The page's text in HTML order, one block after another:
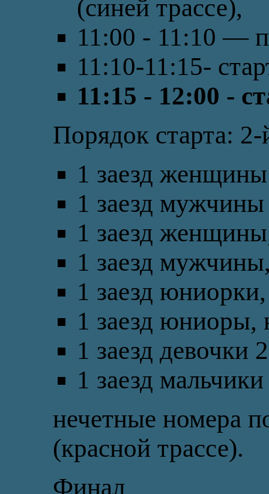
(синей трассе),
11:00 - 11:10 —
11:10-11:15-
11:15 - 12:00 -
Порядок старта:
1 заезд
1 заезд
1 заезд
1 заезд
1 заезд
1 заезд
1 заезд девочки
1 заезд
нечетные номера
(красной трассе).
Финал